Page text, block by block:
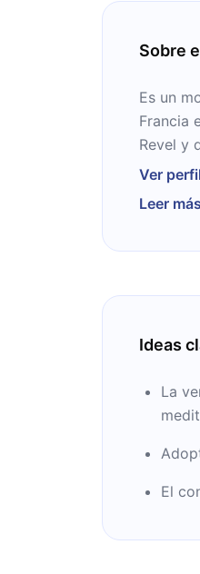
Sobre
Es un
Francia
Revel y
primera
Ver
Leer más
Ideas
La
El